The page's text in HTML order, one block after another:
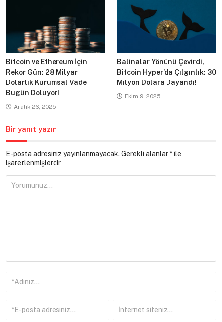
Bitcoin ve Ethereum İçin
Rekor Gün: 28 Milyar
Dolarlık Kurumsal Vade
Bugün Doluyor!
Aralık 26, 2025
Balinalar Yönünü Çevirdi,
Bitcoin Hyper’da Çılgınlık: 30
Milyon Dolara Dayandı!
Ekim 9, 2025
Bir yanıt yazın
E-posta adresiniz yayınlanmayacak. Gerekli alanlar *ile
işaretlenmişlerdir